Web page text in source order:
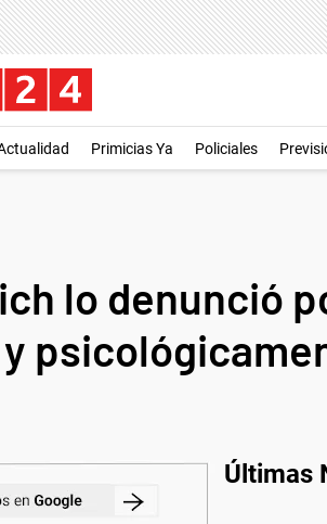
Primicias Ya Policiales
lo denunció
Últimas